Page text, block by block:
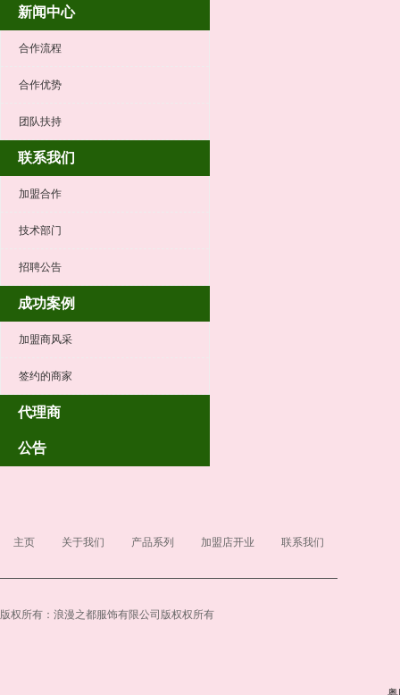
新闻中心
合作流程
合作优势
团队扶持
联系我们
加盟合作
技术部门
招聘公告
成功案例
加盟商风采
签约的商家
代理商
公告
主页 关于我们 产品系列 加盟店开业 联系我们
版权所有：浪漫之都服饰有限公司版权权所有